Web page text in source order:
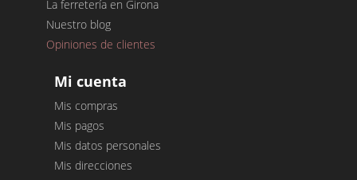
La ferretería en Girona
Nuestro blog
Opiniones de clientes
Mi cuenta
Mis compras
Mis pagos
Mis datos personales
Mis direcciones